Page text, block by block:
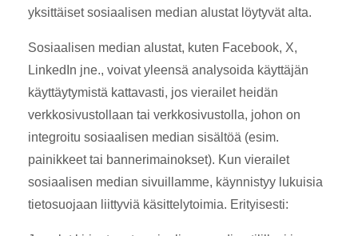
yksittäiset sosiaalisen median alustat löytyvät alta.
Sosiaalisen median alustat, kuten Facebook, X,
LinkedIn jne., voivat yleensä analysoida käyttäjän
käyttäytymistä kattavasti, jos vierailet heidän
verkkosivustollaan tai verkkosivustolla, johon on
integroitu sosiaalisen median sisältöä (esim.
painikkeet tai bannerimainokset). Kun vierailet
sosiaalisen median sivuillamme, käynnistyy lukuisia
tietosuojaan liittyviä käsittelytoimia. Erityisesti: